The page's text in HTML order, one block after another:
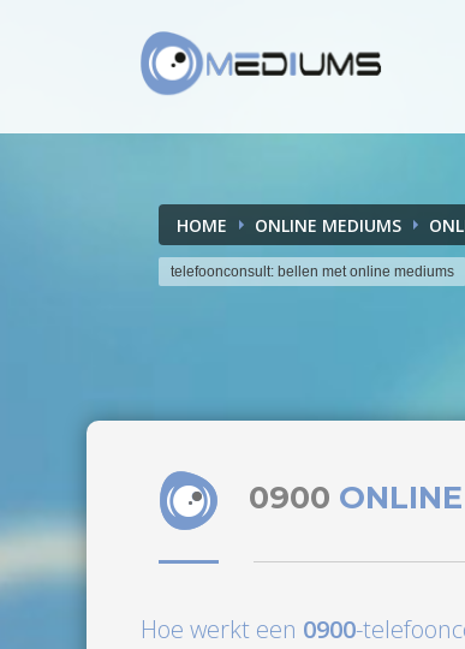
HOME ONLINE MEDIUMS
telefoonconsult: bellen met online mediums
0900
Hoe werkt een 0900-